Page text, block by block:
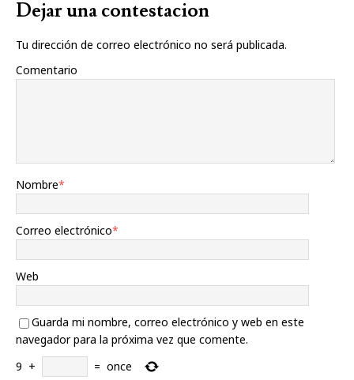
Dejar una contestacion
Tu dirección de correo electrónico no será publicada.
Comentario
Nombre*
Correo electrónico*
Web
Guarda mi nombre, correo electrónico y web en este
navegador para la próxima vez que comente.
9 + = once